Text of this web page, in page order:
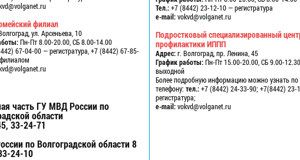
филиал
ул. Арсеньева, 10
Пн-Пт 8.00-20.00, СБ 8.00-14.00
67-04-00 — регистратура, +7 (8442) 67-85-
часть ГУ МВД России по
области
33-24-71
по Волгоградской области 8
24-10
Тел.:+7 (8442) 23-12-10 — регистратура
e-mail:vokvd@volganet.ru
Подростковый специализированный
профилактики ИППП
Адрес:г. Волгоград, пр. Ленина, 45
График работы:Пн-Пт 15.00-20.00, СБ 9.00-
выходной
Более подробную информацию можно узнать по
телефону:тел.:+7 (8442) 24-33-90; +7(8442) 23-
регистратура;
e-mail:vokvd@volganet.ru